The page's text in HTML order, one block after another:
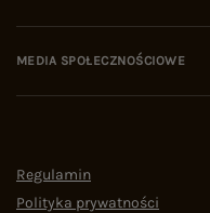
MEDIA SPOŁECZNOŚCIOWE
Regulamin
Polityka prywatności